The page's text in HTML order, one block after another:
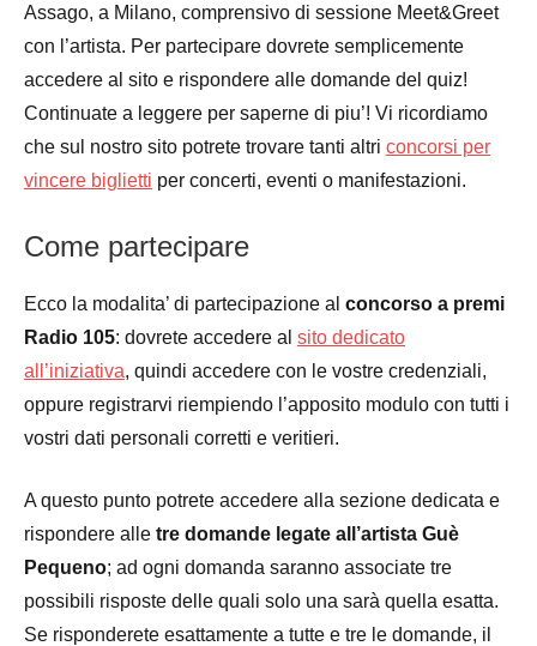
Assago, a Milano, comprensivo di sessione Meet&Greet
con l’artista. Per partecipare dovrete semplicemente
accedere al sito e rispondere alle domande del quiz!
Continuate a leggere per saperne di piu’! Vi ricordiamo
che sul nostro sito potrete trovare tanti altri concorsi per
vincere biglietti per concerti, eventi o manifestazioni.
Come partecipare
Ecco la modalita’ di partecipazione al concorso a premi
Radio 105: dovrete accedere al sito dedicato
all’iniziativa, quindi accedere con le vostre credenziali,
oppure registrarvi riempiendo l’apposito modulo con tutti i
vostri dati personali corretti e veritieri.
A questo punto potrete accedere alla sezione dedicata e
rispondere alle tre domande legate all’artista Guè
Pequeno; ad ogni domanda saranno associate tre
possibili risposte delle quali solo una sarà quella esatta.
Se risponderete esattamente a tutte e tre le domande, il